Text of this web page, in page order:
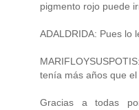
pigmento rojo puede
ADALDRIDA: Pues lo
tenía más años que el
Gracias a todas